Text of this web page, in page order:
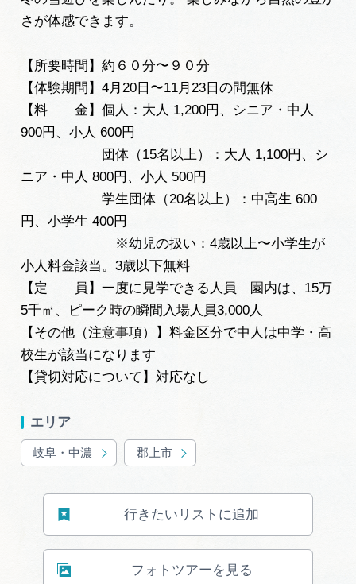
さが体感できます。
【所要時間】約６０分〜９０分
【体験期間】4⽉20⽇〜11⽉23⽇の間無休
【料 金】個人：大人 1,200円、シニア・中人
900円、小人 600円
団体（15名以上）：大人 1,100円、シ
ニア・中人 800円、小人 500円
学⽣団体（20名以上）：中高生 600
円、小学生 400円
※幼児の扱い：4歳以上〜小学生が
小⼈料⾦該当。3歳以下無料
【定 員】一度に見学できる人員 園内は、15万
5千㎡、ピーク時の瞬間入場⼈員3,000⼈
【その他（注意事項）】料金区分で中人は中学・高
校生が該当になります
【貸切対応について】対応なし
エリア
岐阜・中濃 郡上市
行きたいリストに追加
フォトツアーを見る